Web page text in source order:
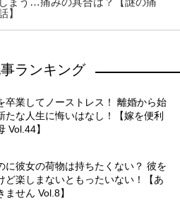
】
ランキング
卒業してノーストレス！ 離婚から始
たな人生に悔いはなし！【嫁を便利
Vol.44】
に彼女の荷物は持ちたくない？ 彼を
ど楽しまないともったいない！【あ
せん Vol.8】